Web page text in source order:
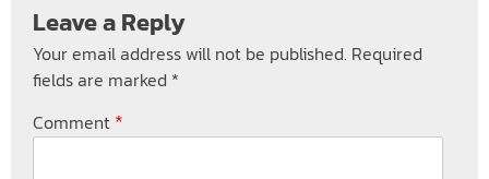
Leave a Reply
Your email address will not be published. Required
fields are marked *
Comment *